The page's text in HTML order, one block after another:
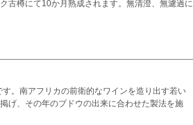
古樽にて10か月熟成されます。無清澄、無濾過に
。南アフリカの前衛的なワインを造り出す若い
げ、その年のブドウの出来に合わせた製法を施